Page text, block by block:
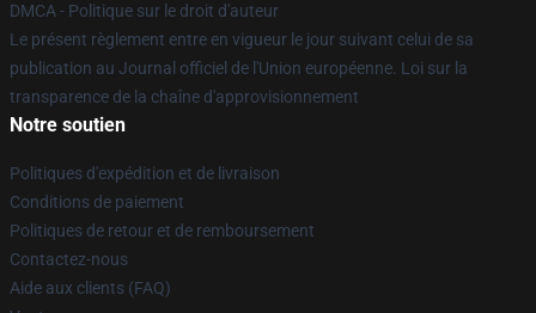
DMCA - Politique sur le droit d'auteur
Le présent règlement entre en vigueur le jour suivant celui de sa
publication au Journal officiel de l'Union européenne. Loi sur la
transparence de la chaîne d'approvisionnement
Notre soutien
Politiques d'expédition et de livraison
Conditions de paiement
Politiques de retour et de remboursement
Contactez-nous
Aide aux clients (FAQ)